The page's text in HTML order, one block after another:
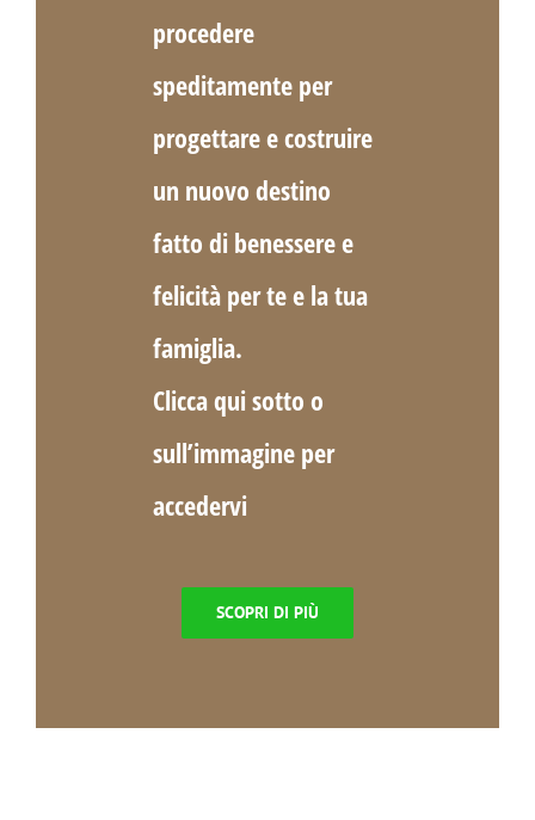
procedere
speditamente per
progettare e costruire
un nuovo destino
fatto di benessere e
felicità per te e la tua
famiglia.
Clicca qui sotto o
sull’immagine per
accedervi
SCOPRI DI PIÙ